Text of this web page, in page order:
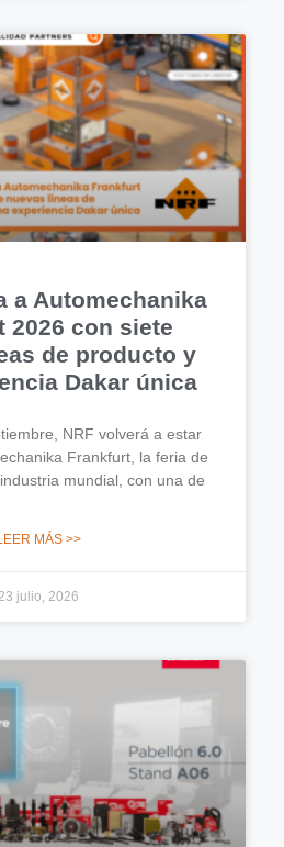
a Automechanika
2026 con siete
de producto y
Dakar única
NRF volverá a estar
Frankfurt, la feria de
mundial, con una de
MÁS >>
23 julio, 2026